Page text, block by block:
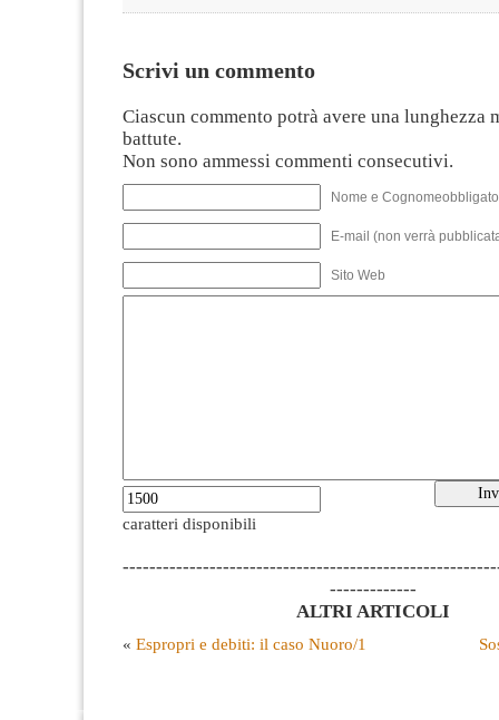
Scrivi un commento
Ciascun commento potrà avere una lunghezza
battute.
Non sono ammessi commenti consecutivi.
Nome e
E-mail (non verrà
Sito Web
caratteri disponibili
-------------
ALTRI ARTICOLI
« Espropri e debiti: il caso Nuoro/1